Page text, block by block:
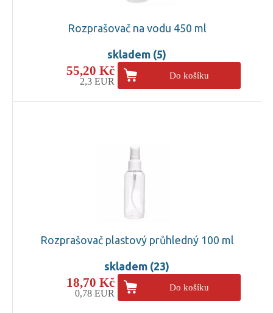
Rozprašovač na vodu 450 ml
skladem (5)
55,20 Kč
2,3 EUR
Do košíku
Rozprašovač plastový průhledný 100 ml
skladem (23)
18,70 Kč
0,78 EUR
Do košíku